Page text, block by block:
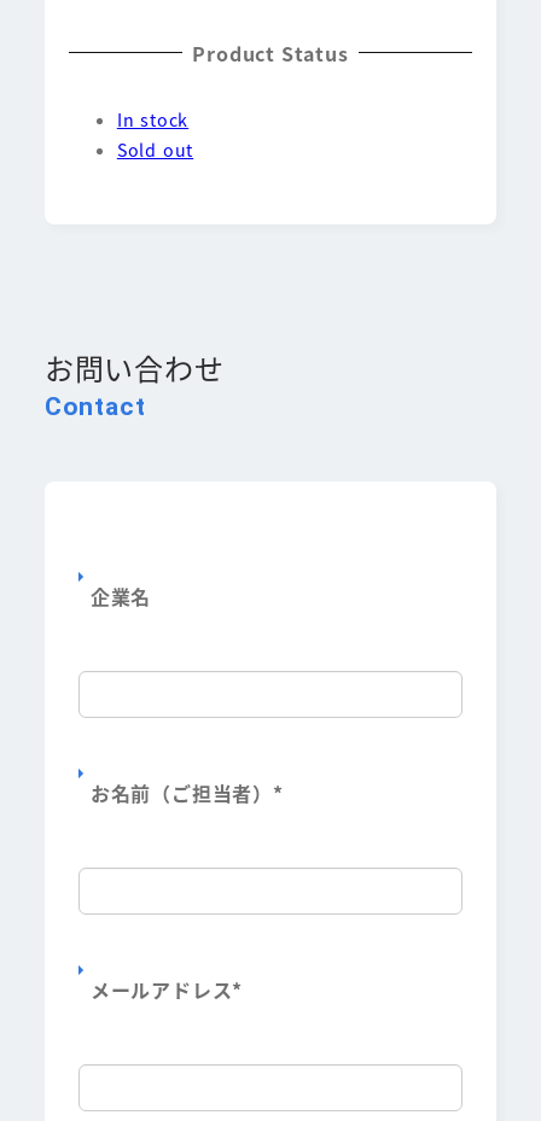
Product Status
In stock
Sold out
Contact
お問い合わせ
企業名
お名前（ご担当者） *
メールアドレス*